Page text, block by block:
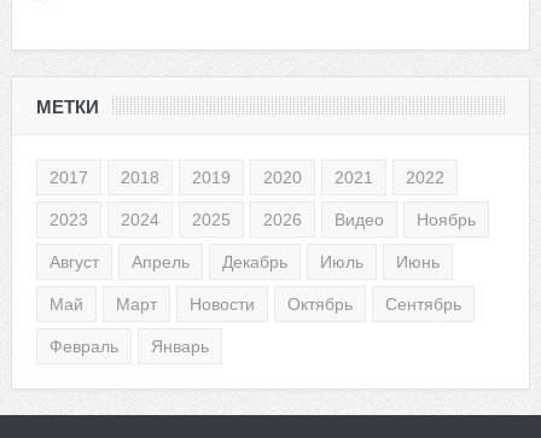
МЕТКИ
2017 2018 2019 2020 2021 2022
2023 2024 2025 2026 Видео Ноябрь
Август Апрель Декабрь Июль Июнь
Май Март Новости Октябрь Сентябрь
Февраль Январь